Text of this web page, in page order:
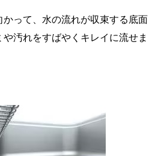
って、水の流れが収束する底面
汚れをすばやくキレイに流せま